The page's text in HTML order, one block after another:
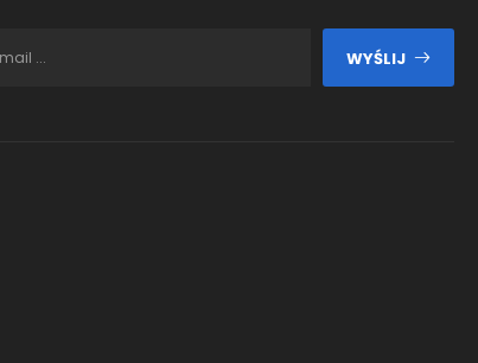
WYŚLIJ